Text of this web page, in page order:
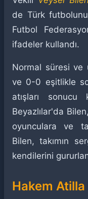
de Türk
Futbol
ifadeler kullandı.
Normal süresi ve
ve 0-0 eşitlikle
atışları sonucu
Beyazlılar'da
oyunculara ve
Bilen, takımın
kendilerini
Hakem